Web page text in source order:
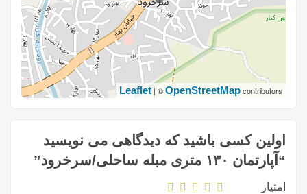
Leaflet | ©OpenStreetMapcontributors
اولین کسی باشید که دیدگاهی می نویسید
“آپارتمان ۱۳۰ متری مبله ساحلی/سرخرود”
امتیاز